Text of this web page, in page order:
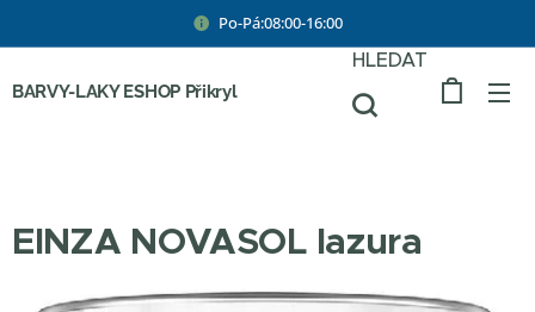
Po-Pá:08:00-16:00
BARVY-LAKY ESHOP Přikryl
HLEDAT
EINZA NOVASOL lazura